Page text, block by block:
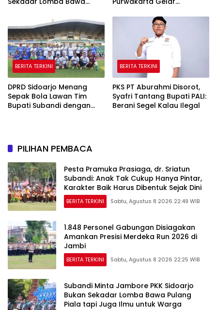
untuk Warga
hingga Baksos Gratis
BERITA TERKINI
DPRD Sidoarjo Menang
Sepak Bola Lawan Tim
Bupati Subandi dengan
BERITA TERKINI
PKS PT Aburahmi Disorot,
Syafri Tantang Bupati PALI:
Berani Segel Kalau Ilegal
PILIHAN PEMBACA
Pesta Pramuka Prasiaga, dr. Sriatun
Subandi: Anak Tak Cukup Hanya Pintar,
Karakter Baik Harus Dibentuk Sejak Dini
BERITA TERKINI Sabtu, Agustus 8 2026 22:49 WIB
1.848 Personel Gabungan Disiagakan
Amankan Presisi Merdeka Run 2026 di
Jambi
BERITA TERKINI Sabtu, Agustus 8 2026 22:25 WIB
Subandi Minta Jambore PKK Sidoarjo
Bukan Sekadar Lomba Bawa Pulang
Piala tapi Juga Ilmu untuk Warga